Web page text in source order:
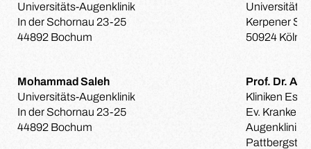
Universitäts-Augenklinik
In der Schornau 23-25
44892 Bochum
Universitäts-
Kerpener
50924 Köln
Mohammad Saleh
Universitäts-Augenklinik
In der Schornau 23-25
44892 Bochum
Prof. Dr.
Kliniken
Ev.
Augenklinik